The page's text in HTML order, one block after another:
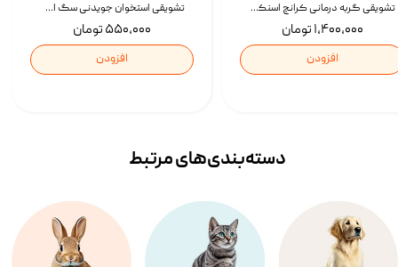
تشویقی استخوان جویدنی سگ اسنکی کرانچی با طعم مرغ Snacky Crunchy Munchy وزن 100 گرم
۵۵۰,۰۰۰ تومان
افزودن
تشویقی گربه درمانی کرانچ اسنکی با طعم میکس Snacky Crunch Cat Treats وزن 60 گرم بسته 4 عددی
۱,۴۰۰,۰۰۰ تومان
افزودن
دسته‌بندی‌‌های مرتبط